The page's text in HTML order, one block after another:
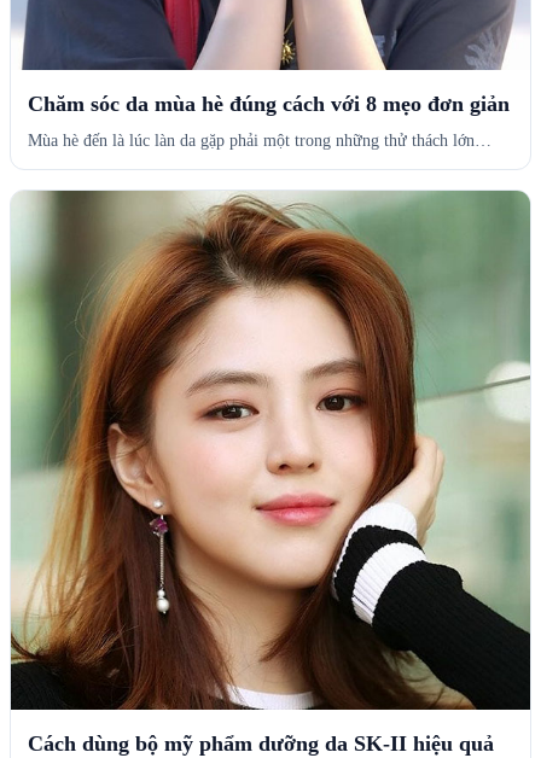
Chăm sóc da mùa hè đúng cách với 8 mẹo đơn giản
Mùa hè đến là lúc làn da gặp phải một trong những thử thách lớn…
Cách dùng bộ mỹ phẩm dưỡng da SK-II hiệu quả